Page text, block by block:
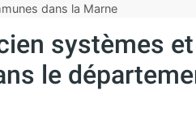
dans la Marne
systèmes
le